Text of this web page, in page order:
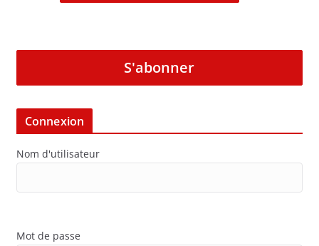
S'abonner
Connexion
Nom d'utilisateur
Mot de passe